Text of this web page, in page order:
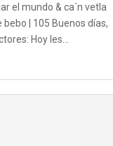
el mundo & ca´n vetla
| 105 Buenos días,
Hoy les...